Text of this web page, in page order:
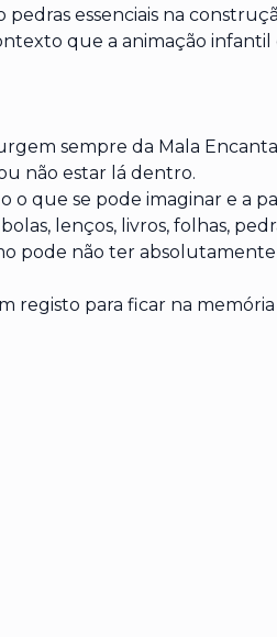
essenciais na
que a animação
sempre da Mala
não estar lá dentro.
o que se pode imaginar e a
lenços, livros, folhas,
pode não ter absolutamente
registo para ficar na